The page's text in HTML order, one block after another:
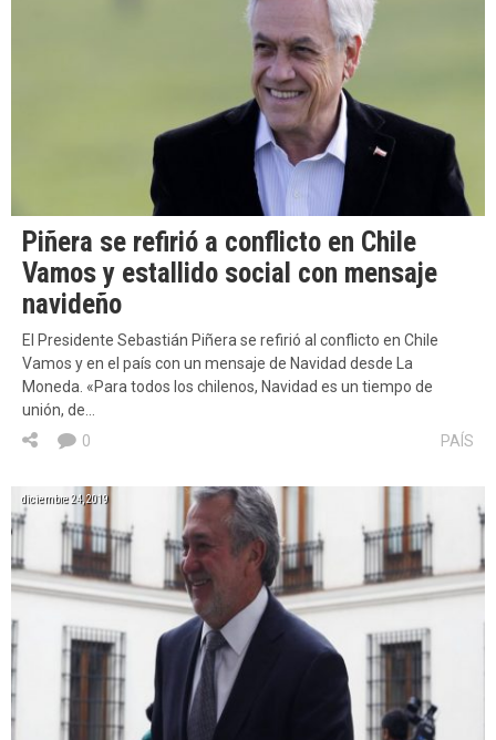
Piñera se refirió a conflicto en Chile
Vamos y estallido social con mensaje
navideño
El Presidente Sebastián Piñera se refirió al conflicto en Chile
Vamos y en el país con un mensaje de Navidad desde La
Moneda. «Para todos los chilenos, Navidad es un tiempo de
unión, de…
PAÍS
0
diciembre 24, 2019